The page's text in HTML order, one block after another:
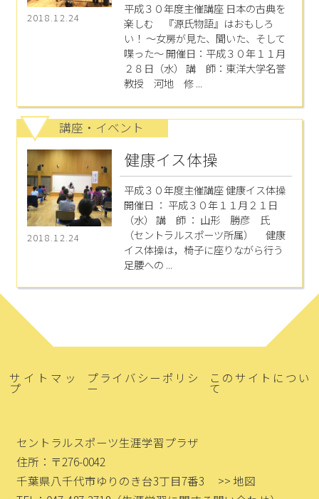
2018.12.24
平成３０年度主催講座 日本の古典を
楽しむ 『源氏物語』はおもしろ
い！ ～女房が見た、聞いた、そして
喋った～ 開催日：平成３０年１１月
２８日（水） 講 師：東洋大学名誉
教授 河地 修 ...
講座・イベント
2018.12.24
健康イス体操
平成３０年度主催講座 健康イス体操
開催日 ： 平成３０年１１月２１日
（水） 講 師 ： 山形 勝彦 氏
（セントラルスポーツ所属） 健康
イス体操は，椅子に座りながら行う
足腰への ...
サイトマッ
プ
プライバシーポリシ
ー
このサイトについ
て
セントラルスポーツ生涯学習プラザ
住所：〒276-0042
千葉県八千代市ゆりのき台3丁目7番3
>> 地図